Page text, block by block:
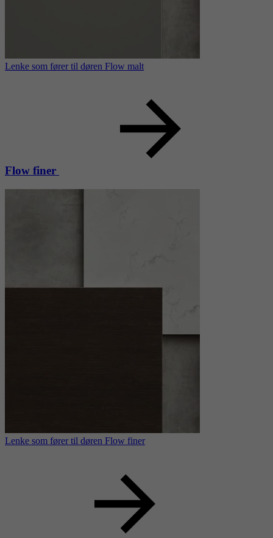
Lenke som fører til døren Flow malt
Flow finer
Lenke som fører til døren Flow finer